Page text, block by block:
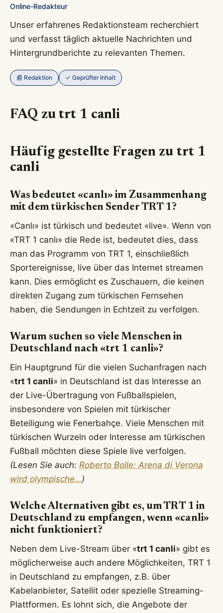
Online-Redakteur
Unser erfahrenes Redaktionsteam recherchiert
und verfasst täglich aktuelle Nachrichten und
Hintergrundberichte zu relevanten Themen.
📰 Redaktion ✓ Geprüfter Inhalt
FAQ zu trt 1 canli
Häufig gestellte Fragen zu trt 1
canli
Was bedeutet «canlı» im Zusammenhang
mit dem türkischen Sender TRT 1?
«Canlı» ist türkisch und bedeutet «live». Wenn von
«TRT 1 canlı» die Rede ist, bedeutet dies, dass
man das Programm von TRT 1, einschließlich
Sportereignisse, live über das Internet streamen
kann. Dies ermöglicht es Zuschauern, die keinen
direkten Zugang zum türkischen Fernsehen
haben, die Sendungen in Echtzeit zu verfolgen.
Warum suchen so viele Menschen in
Deutschland nach «trt 1 canli»?
Ein Hauptgrund für die vielen Suchanfragen nach
«trt 1 canli» in Deutschland ist das Interesse an
der Live-Übertragung von Fußballspielen,
insbesondere von Spielen mit türkischer
Beteiligung wie Fenerbahçe. Viele Menschen mit
türkischen Wurzeln oder Interesse am türkischen
Fußball möchten diese Spiele live verfolgen.
(Lesen Sie auch: Roberto Bolle: Arena di Verona
wird olympische…)
Welche Alternativen gibt es, um TRT 1 in
Deutschland zu empfangen, wenn «canli»
nicht funktioniert?
Neben dem Live-Stream über «trt 1 canli» gibt es
möglicherweise auch andere Möglichkeiten, TRT 1
in Deutschland zu empfangen, z.B. über
Kabelanbieter, Satellit oder spezielle Streaming-
Plattformen. Es lohnt sich, die Angebote der